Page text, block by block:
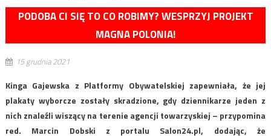
PODOBA CI SIĘ TO CO ROBIMY? WESPRZYJ PROJEKT
MAGNA POLONIA!
15 grudnia 2021
Kinga Gajewska z Platformy Obywatelskiej zapewniała, że jej
plakaty wyborcze zostały skradzione, gdy dziennikarze jeden z
nich znaleźli wiszący na terenie agencji towarzyskiej – przypomina
red. Marcin Dobski z portalu Salon24.pl, dodając, że